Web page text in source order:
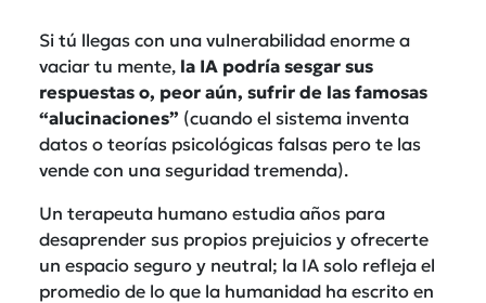
Si tú llegas con una vulnerabilidad enorme a
vaciar tu mente, la IA podría sesgar sus
respuestas o, peor aún, sufrir de las famosas
“alucinaciones” (cuando el sistema inventa
datos o teorías psicológicas falsas pero te las
vende con una seguridad tremenda).
Un terapeuta humano estudia años para
desaprender sus propios prejuicios y ofrecerte
un espacio seguro y neutral; la IA solo refleja el
promedio de lo que la humanidad ha escrito en